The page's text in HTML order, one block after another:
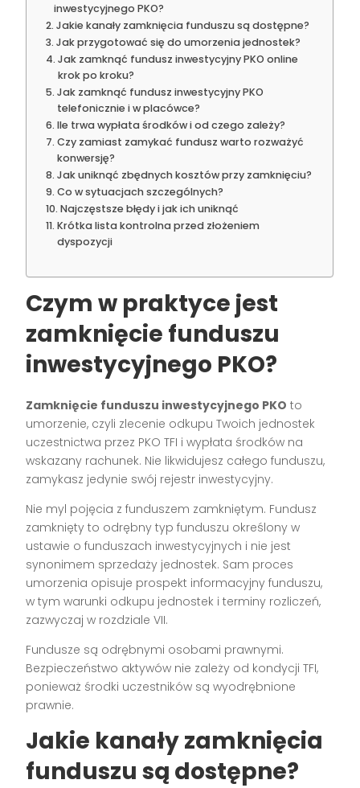
inwestycyjnego PKO?
Jakie kanały zamknięcia funduszu są dostępne?
Jak przygotować się do umorzenia jednostek?
Jak zamknąć fundusz inwestycyjny PKO online
krok po kroku?
Jak zamknąć fundusz inwestycyjny PKO
telefonicznie i w placówce?
Ile trwa wypłata środków i od czego zależy?
Czy zamiast zamykać fundusz warto rozważyć
konwersję?
Jak uniknąć zbędnych kosztów przy zamknięciu?
Co w sytuacjach szczególnych?
Najczęstsze błędy i jak ich uniknąć
Krótka lista kontrolna przed złożeniem
dyspozycji
Czym w praktyce jest
zamknięcie funduszu
inwestycyjnego PKO?
Zamknięcie funduszu inwestycyjnego PKO to
umorzenie, czyli zlecenie odkupu Twoich jednostek
uczestnictwa przez PKO TFI i wypłata środków na
wskazany rachunek. Nie likwidujesz całego funduszu,
zamykasz jedynie swój rejestr inwestycyjny.
Nie myl pojęcia z funduszem zamkniętym. Fundusz
zamknięty to odrębny typ funduszu określony w
ustawie o funduszach inwestycyjnych i nie jest
synonimem sprzedaży jednostek. Sam proces
umorzenia opisuje prospekt informacyjny funduszu,
w tym warunki odkupu jednostek i terminy rozliczeń,
zazwyczaj w rozdziale VII.
Fundusze są odrębnymi osobami prawnymi.
Bezpieczeństwo aktywów nie zależy od kondycji TFI,
ponieważ środki uczestników są wyodrębnione
prawnie.
Jakie kanały zamknięcia
funduszu są dostępne?